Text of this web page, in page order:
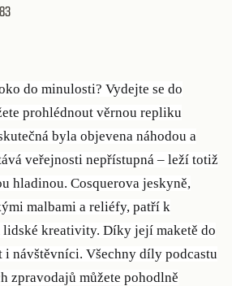
do minulosti? Vydejte se do
prohlédnout věrnou repliku
byla objevena náhodou a
veřejnosti nepřístupná – leží totiž
hladinou. Cosquerova jeskyně,
malbami a reliéfy, patří k
lidské kreativity. Díky její maketě do
i návštěvníci. Všechny díly podcastu
zpravodajů můžete pohodlně